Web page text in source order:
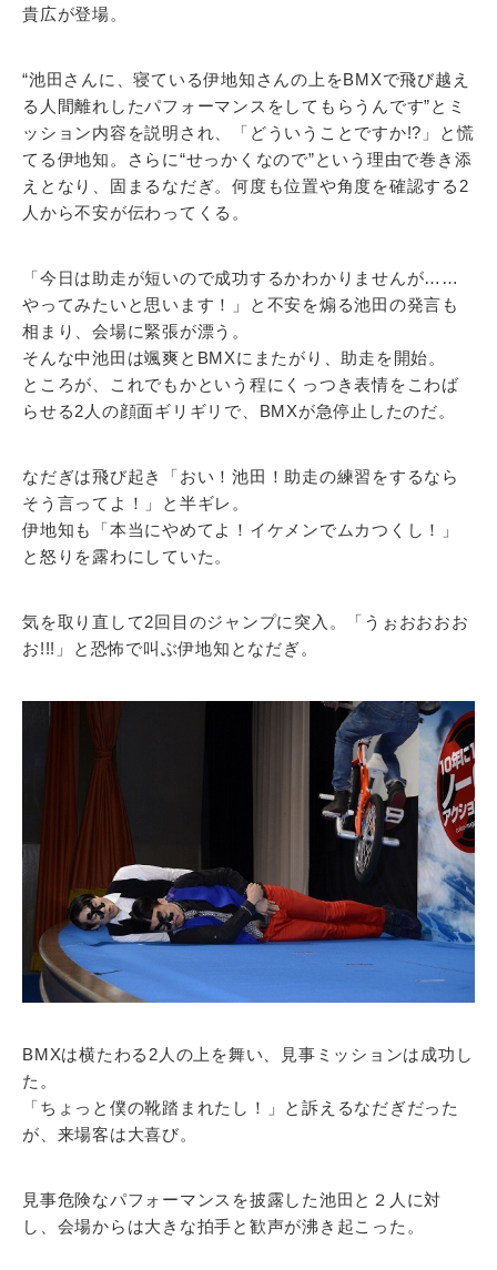
貴広が登場。
“池田さんに、寝ている伊地知さんの上をBMXで飛び越え
る人間離れしたパフォーマンスをしてもらうんです”とミ
ッション内容を説明され、「どういうことですか!?」と慌
てる伊地知。さらに“せっかくなので”という理由で巻き添
えとなり、固まるなだぎ。何度も位置や角度を確認する2
人から不安が伝わってくる。
「今日は助走が短いので成功するかわかりませんが……
やってみたいと思います！」と不安を煽る池田の発言も
相まり、会場に緊張が漂う。
そんな中池田は颯爽とBMXにまたがり、助走を開始。
ところが、これでもかという程にくっつき表情をこわば
らせる2人の顔面ギリギリで、BMXが急停止したのだ。
なだぎは飛び起き「おい！池田！助走の練習をするなら
そう言ってよ！」と半ギレ。
伊地知も「本当にやめてよ！イケメンでムカつくし！」
と怒りを露わにしていた。
気を取り直して2回目のジャンプに突入。「うぉおおおお
お!!!」と恐怖で叫ぶ伊地知となだぎ。
BMXは横たわる2人の上を舞い、見事ミッションは成功し
た。
「ちょっと僕の靴踏まれたし！」と訴えるなだぎだった
が、来場客は大喜び。
見事危険なパフォーマンスを披露した池田と２人に対
し、会場からは大きな拍手と歓声が沸き起こった。